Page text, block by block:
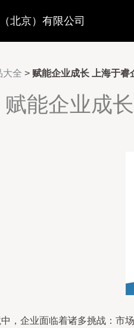
北京）有限公司
大全 > 赋能企业成长 上海于
赋能企业成
，企业面临着诸多挑战：市